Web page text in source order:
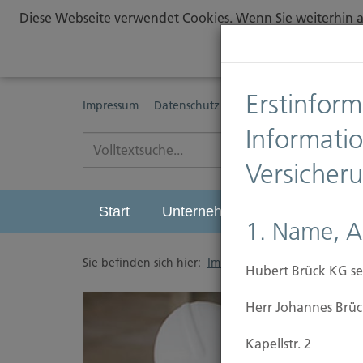
Diese Webseite verwendet Cookies. Wenn Sie
Impressum Datenschutz Erstinformationspflichten
Start Unternehmen
Sie befinden sich hier: Immobilien Versicherung
1. Name,
Hubert Brück KG
Herr Johannes
Kapellstr. 2